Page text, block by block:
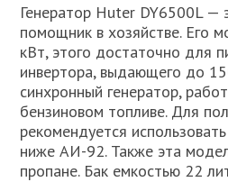
Генератор Huter DY6500L —
помощник в хозяйстве. Его
кВт, этого достаточно для
инвертора, выдающего до
синхронный генератор,
бензиновом топливе. Для
рекомендуется
ниже АИ-92. Также эта
пропане. Бак емкостью 22